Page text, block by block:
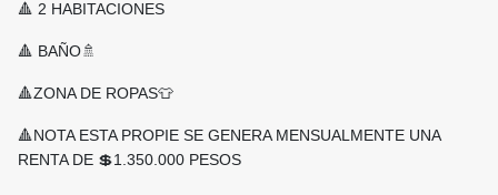
🔺 2 HABITACIONES
🔺 BAÑO🚿
🔺ZONA DE ROPAS👕
🔺NOTA ESTA PROPIE SE GENERA MENSUALMENTE UNA
RENTA DE 💲1.350.000 PESOS